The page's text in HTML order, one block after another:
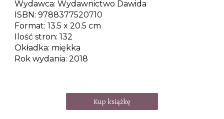
Wydawca:Wydawnictwo Dawida
ISBN: 9788377520710
Format:13.5 x 20.5 cm
Ilość stron:132
Okładka: miękka
Rok wydania: 2018
Kup książkę